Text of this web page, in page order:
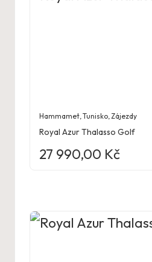
Hammamet,Tunisko,Zájezdy
Royal Azur Thalasso Golf
27 990,00 Kč